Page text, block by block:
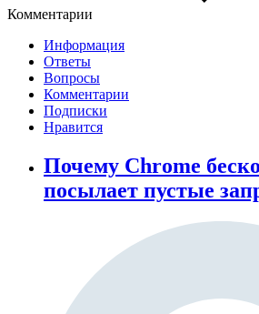
Комментарии
Информация
Ответы
Вопросы
Комментарии
Подписки
Нравится
Почему Chrome
посылает пустые